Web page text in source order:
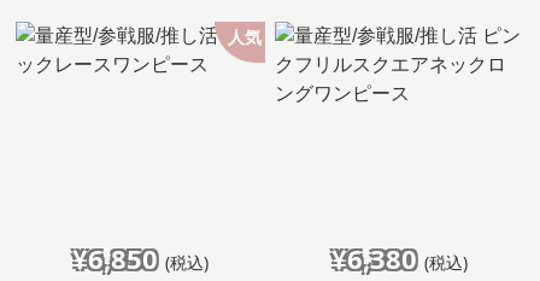
人気
¥6,850 (税込) ¥6,380 (税込)